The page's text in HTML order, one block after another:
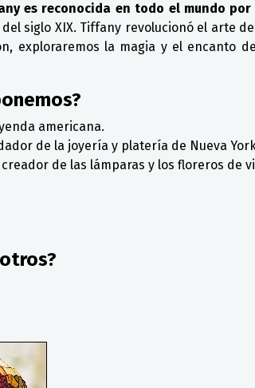
es reconocida en todo el mundo
siglo XIX. Tiffany revolucionó el arte
exploraremos la magia y el encanto
americana.
de la joyería y platería de Nueva
de las lámparas y los floreros de